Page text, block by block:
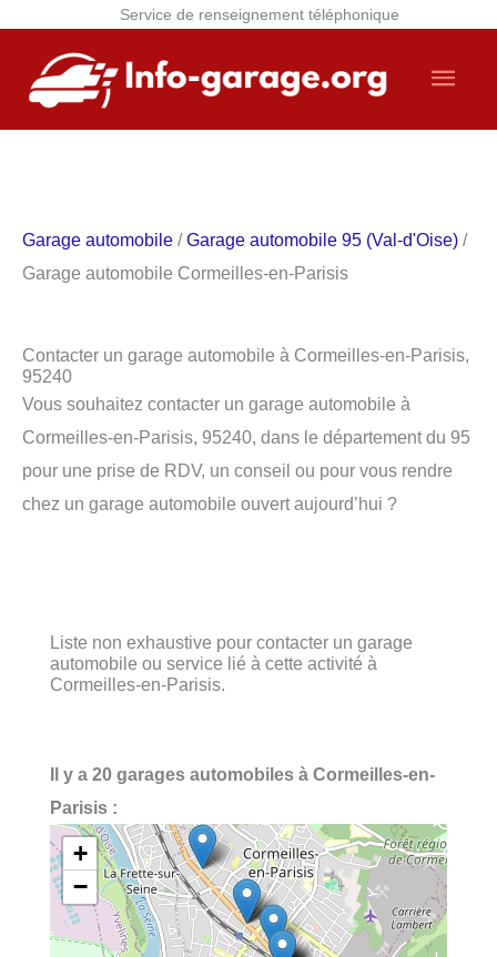
Service de renseignement téléphonique
contenu
Garage automobile /Garage automobile 95 (Val-d'Oise) /
Garage automobile Cormeilles-en-Parisis
Contacter un garage automobile à Cormeilles-en-Parisis,
95240
Vous souhaitez contacter un garage automobile à
Cormeilles-en-Parisis, 95240, dans le département du 95
pour une prise de RDV, un conseil ou pour vous rendre
chez un garage automobile ouvert aujourd’hui ?
Liste non exhaustive pour contacter un garage
automobile ou service lié à cette activité à
Cormeilles-en-Parisis.
Il y a 20 garages automobiles à Cormeilles-en-
Parisis :
+
−